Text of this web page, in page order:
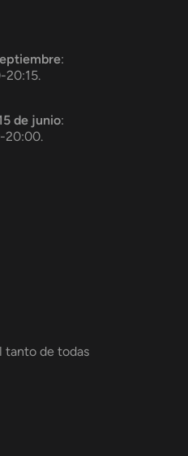
:
20:15.
de junio:
20:00.
tanto de todas